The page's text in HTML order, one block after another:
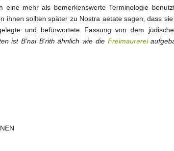
eine mehr als bemerkenswerte Terminologie
ihnen sollten später zu Nostra aetate sagen, dass
und befürwortete Fassung von dem
ist B’nai B’rith ähnlich wie die Freimaurerei